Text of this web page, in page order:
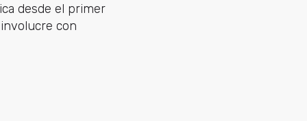
desde el primer
con